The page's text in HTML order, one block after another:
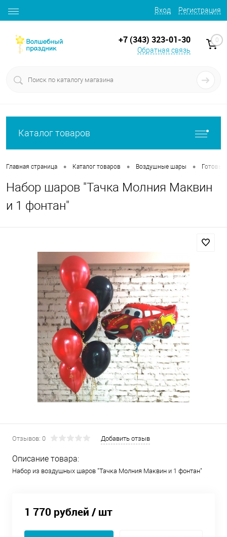
Вход Регистрация
+7 (343) 323-01-30
Обратная связь
0
Каталог товаров
Главная страница • Каталог товаров • Воздушные шары •
Набор шаров "Тачка Молния Маквин
и 1 фонтан"
Отзывов: 0 Добавить отзыв
Описание товара:
Набор из воздушных шаров "Тачка Молния Маквин и 1 фонтан"
1 770 рублей / шт